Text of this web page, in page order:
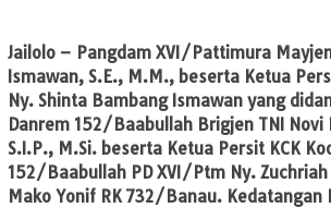
Jailolo – Pangdam XVI/Pattimura
Ismawan, S.E., M.M., beserta Ketua
Ny. Shinta Bambang Ismawan yang
Danrem 152/Baabullah Brigjen TNI Novi
S.I.P., M.Si. beserta Ketua Persit KCK
152/Baabullah PD XVI/Ptm Ny.
Mako Yonif RK 732/Banau. Kedatangan